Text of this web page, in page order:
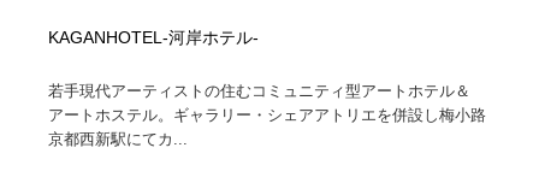
日本伝統：着物・織物・舞踊・歌舞伎・茶道・華道・書
道
映画・アニメ・DVD・動画配信・放送・TV・ラジオ
映画・アニメ・DVD・動画配信・放送・TV・ラジオ
音楽・アーティスト・楽器・舞台・演劇・ミュージカ
KAGANHOTEL-河岸ホテル-
若手現代アーティストの住むコミュニティ型アートホテル＆
アートホステル。ギャラリー・シェアアトリエを併設し梅小路
京都西新駅にてカ...